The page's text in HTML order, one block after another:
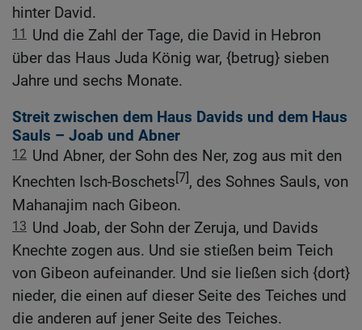
hinter David.
11 Und die Zahl der Tage, die David in Hebron
über das Haus Juda König war, {betrug} sieben
Jahre und sechs Monate.
Streit zwischen dem Haus Davids und dem Haus
Sauls – Joab und Abner
12 Und Abner, der Sohn des Ner, zog aus mit den
Knechten Isch-Boschets[7], des Sohnes Sauls, von
Mahanajim nach Gibeon.
13 Und Joab, der Sohn der Zeruja, und Davids
Knechte zogen aus. Und sie stießen beim Teich
von Gibeon aufeinander. Und sie ließen sich {dort}
nieder, die einen auf dieser Seite des Teiches und
die anderen auf jener Seite des Teiches.